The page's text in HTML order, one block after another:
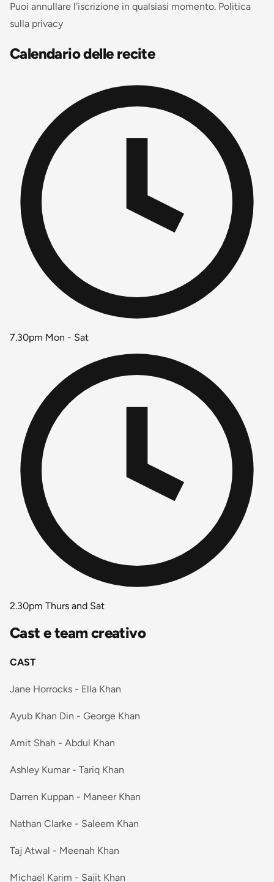
Puoi annullare l'iscrizione in qualsiasi momento. Politica
sulla privacy
Calendario delle recite
7.30pm Mon - Sat
2.30pm Thurs and Sat
Cast e team creativo
CAST
Jane Horrocks - Ella Khan
Ayub Khan Din - George Khan
Amit Shah - Abdul Khan
Ashley Kumar - Tariq Khan
Darren Kuppan - Maneer Khan
Nathan Clarke - Saleem Khan
Taj Atwal - Meenah Khan
Michael Karim - Sajit Khan